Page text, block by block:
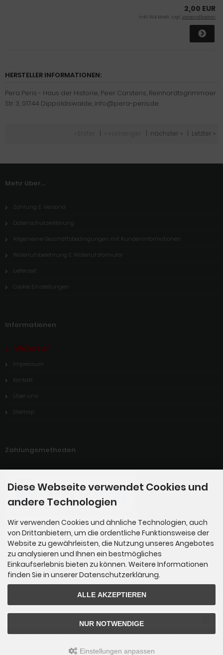
2,00 EUR
inkl. 19 % MwSt. zzgl.Versandkosten
HERSTELLER INFORMATIONEN:
Pera Peris - Haus der Historie, Peer Carstens, Reinhardtsgrimmaer
Str. 3, 01744 Dippoldiswalde, info@pera-peris.de
nächster » Letzter »
Mehr über...
Zahlung & Versand
Datenschutzerklärung
Allgemeine Geschäftsbedingungen mit Kundeninformationen
Widerrufsbelehrung & Widerrufsformular
Lieferzeit
Cookie Einstellungen
Informationen
Widerruf
Impressum
Kontakt
Über uns
Sitemap
Zahlungsmethoden
Newsletter-Anmeldung
E-Mail-Adresse:
Diese Webseite verwendet Cookies und
andere Technologien
Wir verwenden Cookies und ähnliche Technologien, auch
von Drittanbietern, um die ordentliche Funktionsweise der
Website zu gewährleisten, die Nutzung unseres Angebotes
zu analysieren und Ihnen ein bestmögliches
Einkaufserlebnis bieten zu können. Weitere Informationen
finden Sie in unserer Datenschutzerklärung.
ALLE AKZEPTIEREN
NUR NOTWENDIGE
Einstellungen anpassen